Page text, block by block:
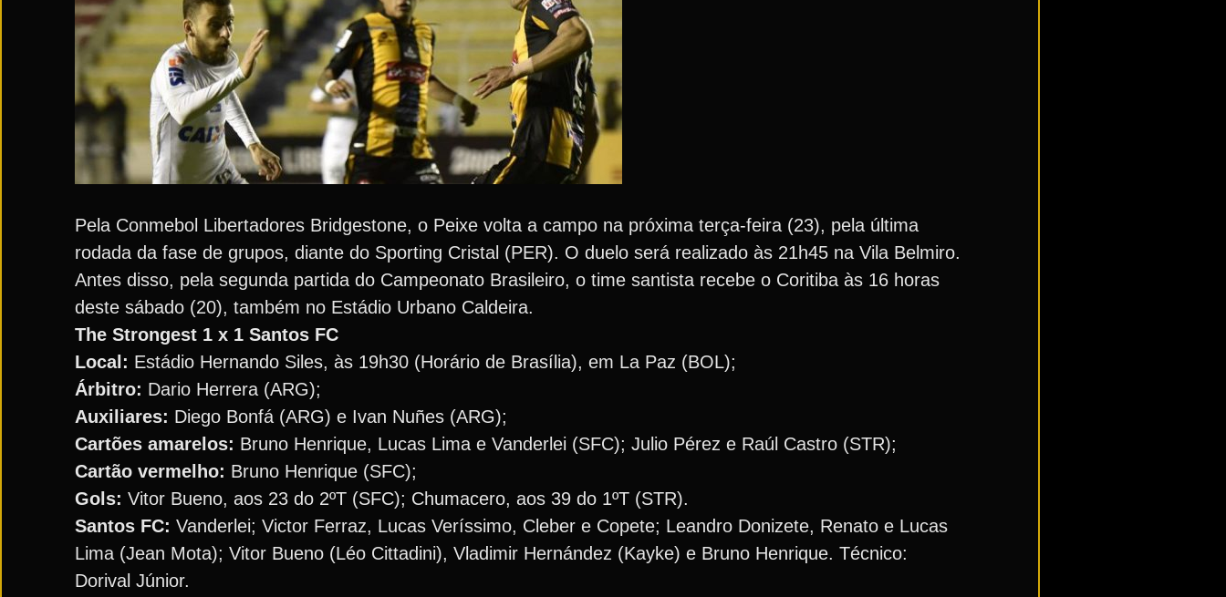
Pela Conmebol Libertadores Bridgestone, o Peixe volta a campo na próxima terça-feira (23), pela última
rodada da fase de grupos, diante do Sporting Cristal (PER). O duelo será realizado às 21h45 na Vila Belmiro.
Antes disso, pela segunda partida do Campeonato Brasileiro, o time santista recebe o Coritiba às 16 horas
deste sábado (20), também no Estádio Urbano Caldeira.
The Strongest 1 x 1 Santos FC
Local: Estádio Hernando Siles, às 19h30 (Horário de Brasília), em La Paz (BOL);
Árbitro: Dario Herrera (ARG);
Auxiliares: Diego Bonfá (ARG) e Ivan Nuñes (ARG);
Cartões amarelos: Bruno Henrique, Lucas Lima e Vanderlei (SFC); Julio Pérez e Raúl Castro (STR);
Cartão vermelho: Bruno Henrique (SFC);
Gols: Vitor Bueno, aos 23 do 2ºT (SFC); Chumacero, aos 39 do 1ºT (STR).
Santos FC: Vanderlei; Victor Ferraz, Lucas Veríssimo, Cleber e Copete; Leandro Donizete, Renato e Lucas
Lima (Jean Mota); Vitor Bueno (Léo Cittadini), Vladimir Hernández (Kayke) e Bruno Henrique. Técnico:
Dorival Júnior.